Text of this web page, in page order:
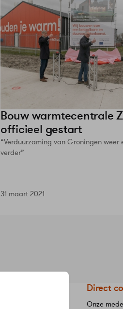
Bouw warmtecentrale
officieel gestart
“Verduurzaming van Groningen weer
verder”
31 maart 2021
Direct
Onze